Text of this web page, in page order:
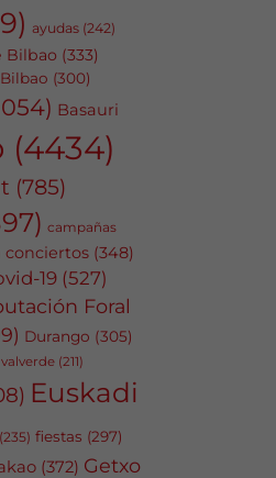
ayudas (242)
Bilbao (333)
(300)
Basauri
(4434)
(785)
campañas
conciertos (348)
19 (527)
Foral
Durango (305)
(211)
Euskadi
(235) fiestas (297)
(372) Getxo